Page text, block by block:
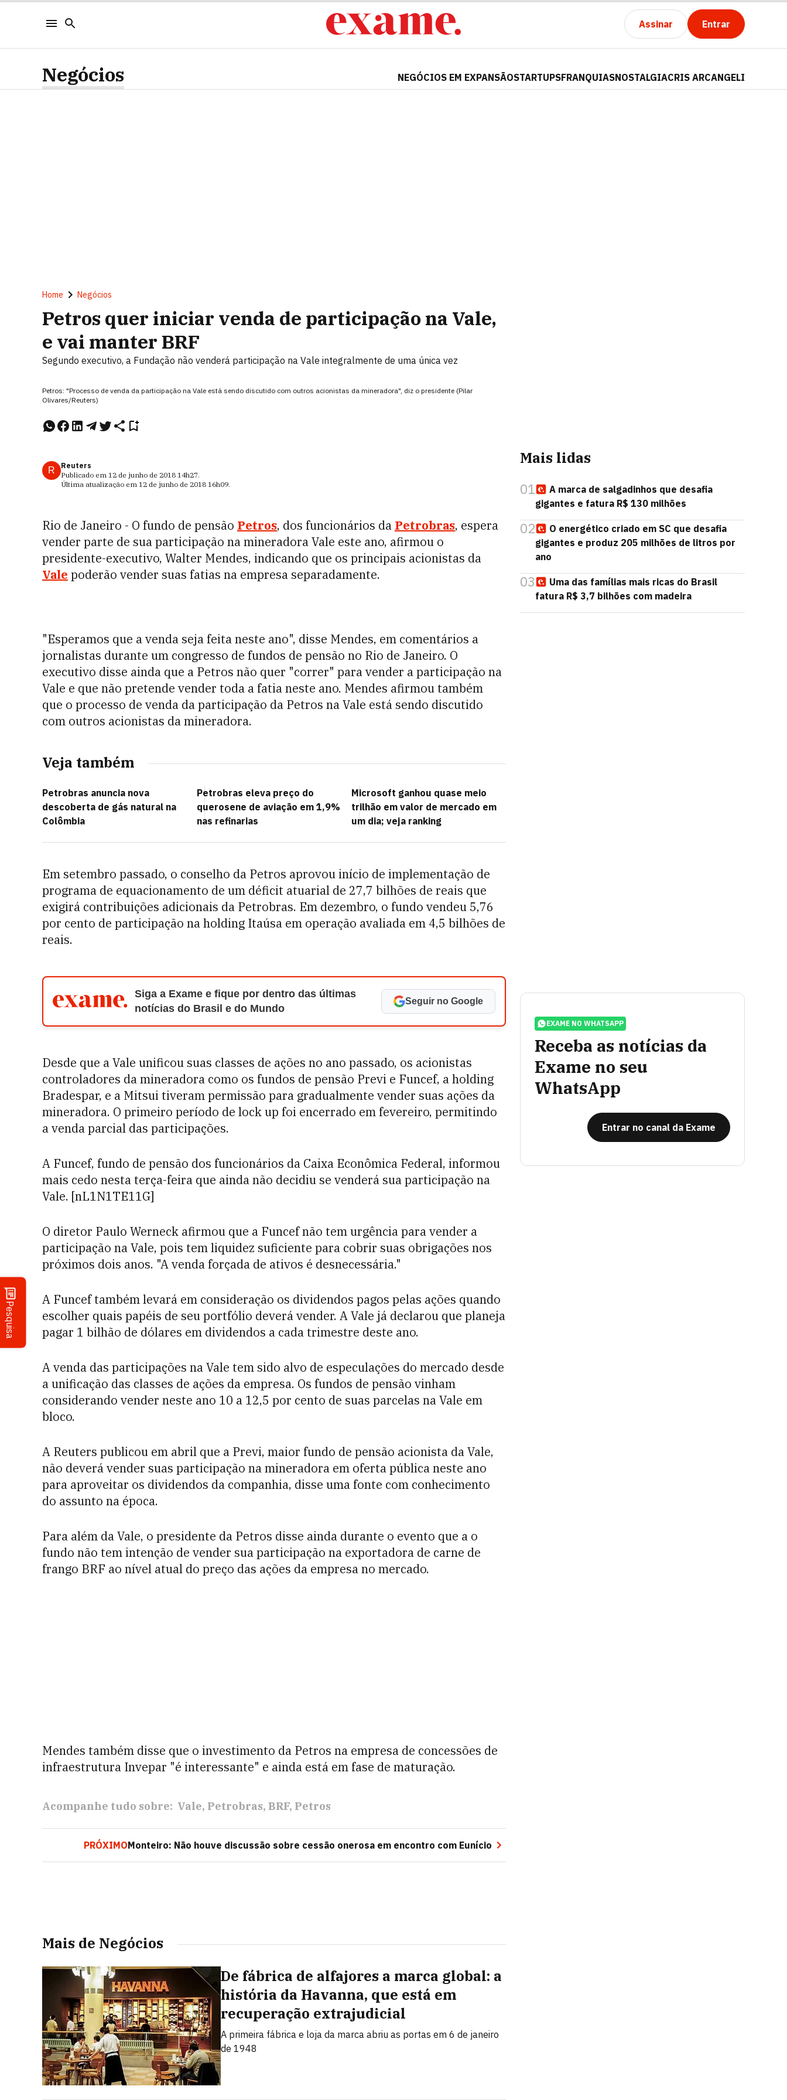
Assinar Entrar
Pesquisa
Negócios NEGÓCIOS EM EXPANSÃOSTARTUPSFRANQUIASNOSTALGIACRIS ARCANGELI
Home Negócios
Petros quer iniciar venda de participação na Vale,
e vai manter BRF
Segundo executivo, a Fundação não venderá participação na Vale integralmente de uma única vez
Petros: "Processo de venda da participação na Vale está sendo discutido com outros acionistas da mineradora", diz o presidente (Pilar
Olivares/Reuters)
R
Reuters
Publicado em 12 de junho de 2018 14h27.
Última atualização em 12 de junho de 2018 16h09.
Rio de Janeiro - O fundo de pensão Petros, dos funcionários da Petrobras, espera
vender parte de sua participação na mineradora Vale este ano, afirmou o
presidente-executivo, Walter Mendes, indicando que os principais acionistas da
Vale poderão vender suas fatias na empresa separadamente.
"Esperamos que a venda seja feita neste ano", disse Mendes, em comentários a
jornalistas durante um congresso de fundos de pensão no Rio de Janeiro. O
executivo disse ainda que a Petros não quer "correr" para vender a participação na
Vale e que não pretende vender toda a fatia neste ano. Mendes afirmou também
que o processo de venda da participação da Petros na Vale está sendo discutido
com outros acionistas da mineradora.
Veja também
Petrobras anuncia nova
descoberta de gás natural na
Colômbia
Petrobras eleva preço do
querosene de aviação em 1,9%
nas refinarias
Microsoft ganhou quase meio
trilhão em valor de mercado em
um dia; veja ranking
Em setembro passado, o conselho da Petros aprovou início de implementação de
programa de equacionamento de um déficit atuarial de 27,7 bilhões de reais que
exigirá contribuições adicionais da Petrobras. Em dezembro, o fundo vendeu 5,76
por cento de participação na holding Itaúsa em operação avaliada em 4,5 bilhões de
reais.
Siga a Exame e fique por dentro das últimas
notícias do Brasil e do Mundo
Seguir no Google
Desde que a Vale unificou suas classes de ações no ano passado, os acionistas
controladores da mineradora como os fundos de pensão Previ e Funcef, a holding
Bradespar, e a Mitsui tiveram permissão para gradualmente vender suas ações da
mineradora. O primeiro período de lock up foi encerrado em fevereiro, permitindo
a venda parcial das participações.
A Funcef, fundo de pensão dos funcionários da Caixa Econômica Federal, informou
mais cedo nesta terça-feira que ainda não decidiu se venderá sua participação na
Vale. [nL1N1TE11G]
O diretor Paulo Werneck afirmou que a Funcef não tem urgência para vender a
participação na Vale, pois tem liquidez suficiente para cobrir suas obrigações nos
próximos dois anos. "A venda forçada de ativos é desnecessária."
A Funcef também levará em consideração os dividendos pagos pelas ações quando
escolher quais papéis de seu portfólio deverá vender. A Vale já declarou que planeja
pagar 1 bilhão de dólares em dividendos a cada trimestre deste ano.
A venda das participações na Vale tem sido alvo de especulações do mercado desde
a unificação das classes de ações da empresa. Os fundos de pensão vinham
considerando vender neste ano 10 a 12,5 por cento de suas parcelas na Vale em
bloco.
A Reuters publicou em abril que a Previ, maior fundo de pensão acionista da Vale,
não deverá vender suas participação na mineradora em oferta pública neste ano
para aproveitar os dividendos da companhia, disse uma fonte com conhecimento
do assunto na época.
Para além da Vale, o presidente da Petros disse ainda durante o evento que a o
fundo não tem intenção de vender sua participação na exportadora de carne de
frango BRF ao nível atual do preço das ações da empresa no mercado.
Mendes também disse que o investimento da Petros na empresa de concessões de
infraestrutura Invepar "é interessante" e ainda está em fase de maturação.
Acompanhe tudo sobre: Vale Petrobras BRF Petros
PRÓXIMOMonteiro: Não houve discussão sobre cessão onerosa em encontro com Eunício
Mais de Negócios
De fábrica de alfajores a marca global: a
história da Havanna, que está em
recuperação extrajudicial
A primeira fábrica e loja da marca abriu as portas em 6 de janeiro
de 1948
Mais lidas
01
A marca de salgadinhos que desafia
gigantes e fatura R$ 130 milhões
02
O energético criado em SC que desafia
gigantes e produz 205 milhões de litros por
ano
03
Uma das famílias mais ricas do Brasil
fatura R$ 3,7 bilhões com madeira
EXAME NO WHATSAPP
Receba as notícias da
Exame no seu
WhatsApp
Entrar no canal da Exame